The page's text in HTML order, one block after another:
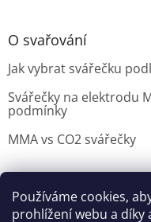
Používáme cookies,
prohlížení webu a díky
O svařování
Jak vybrat svářečku
Svářečky na elektrodu
podmínky
MMA vs CO2 svářečky
Možnosti doručení